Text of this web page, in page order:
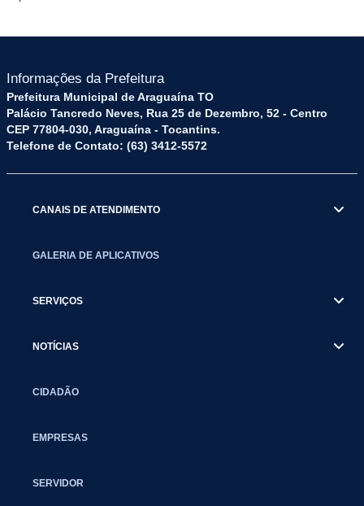
Informações da Prefeitura
Prefeitura Municipal de Araguaína TO
Palácio Tancredo Neves, Rua 25 de Dezembro, 52 - Centro
CEP 77804-030, Araguaína - Tocantins.
Telefone de Contato: (63) 3412-5572
CANAIS DE ATENDIMENTO
GALERIA DE APLICATIVOS
SERVIÇOS
NOTÍCIAS
CIDADÃO
EMPRESAS
SERVIDOR